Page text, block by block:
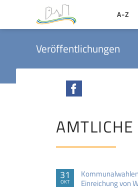
A-Z
Veröffentlichungen
31
OKT
Einreichung von